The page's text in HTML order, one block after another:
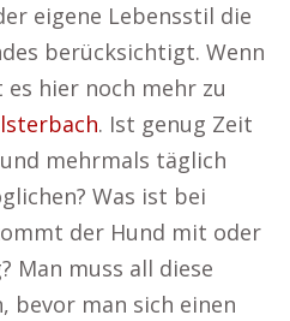
eigene Lebensstil die
berücksichtigt. Wenn
hier noch mehr zu
. Ist genug Zeit
mehrmals täglich
Was ist bei
der Hund mit oder
Man muss all diese
bevor man sich einen